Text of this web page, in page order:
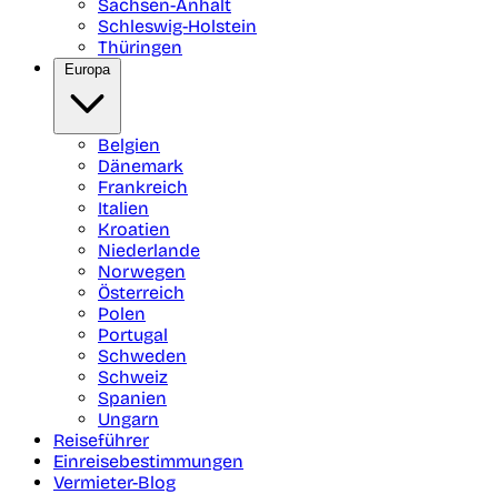
Sachsen-Anhalt
Schleswig-Holstein
Thüringen
Europa
Belgien
Dänemark
Frankreich
Italien
Kroatien
Niederlande
Norwegen
Österreich
Polen
Portugal
Schweden
Schweiz
Spanien
Ungarn
Reiseführer
Einreisebestimmungen
Vermieter-Blog